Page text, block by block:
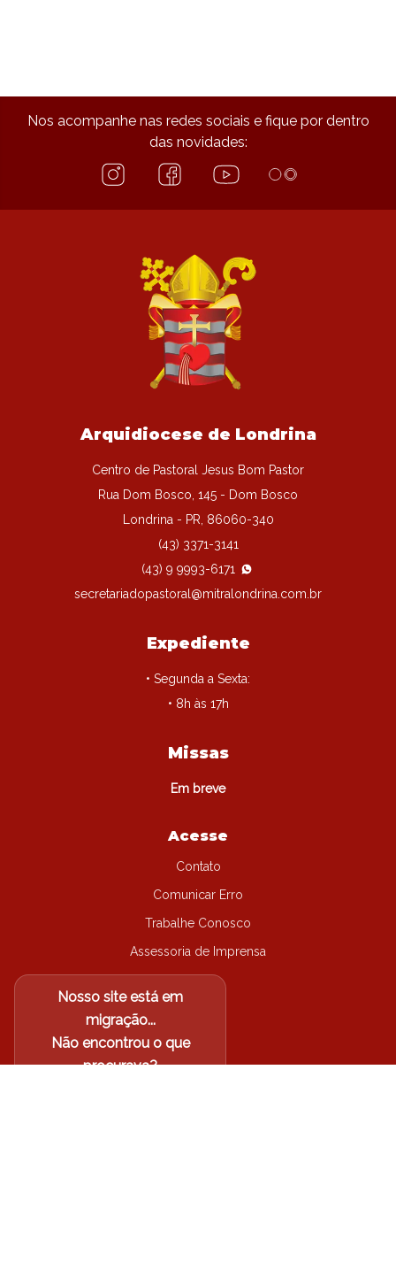
Nos acompanhe nas redes sociais e fique por dentro
das novidades:
Arquidiocese de Londrina
Centro de Pastoral Jesus Bom Pastor
Rua Dom Bosco, 145 - Dom Bosco
Londrina - PR, 86060-340
(43) 3371-3141
(43) 9 9993-6171
secretariadopastoral@mitralondrina.com.br
Expediente
• Segunda a Sexta:
• 8h às 17h
Missas
Em breve
Acesse
Contato
Comunicar Erro
Trabalhe Conosco
Assessoria de Imprensa
Nosso site está em
migração...
Não encontrou o que
procurava?